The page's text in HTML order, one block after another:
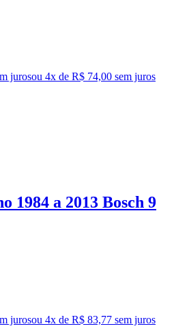
jurosou 4x de R$ 74,00 sem juros
1984 a 2013 Bosch 9
jurosou 4x de R$ 83,77 sem juros